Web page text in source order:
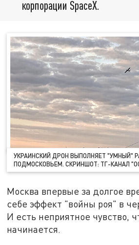
корпорации SpaceX.
УКРАИНСКИЙ ДРОН ВЫПОЛНЯЕТ "УМНЫЙ"
ПОДМОСКОВЬЕМ. СКРИНШОТ: ТГ-КАНАЛ
Москва впервые за долгое
себе эффект "войны роя" в
И есть неприятное чувство,
начинается.